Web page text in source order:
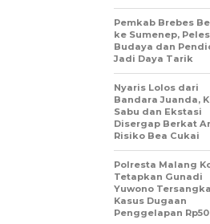
Pemkab Brebes
ke Sumenep,
Budaya dan
Jadi Daya Tarik
Nyaris Lolos dari
Bandara Juanda,
Sabu dan Ekstasi
Disergap Berkat
Risiko Bea Cukai
Polresta Malang
Tetapkan Gunadi
Yuwono Tersangka
Kasus Dugaan
Penggelapan